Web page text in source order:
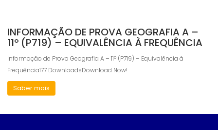
INFORMAÇÃO DE PROVA GEOGRAFIA A –
11º (P719) – EQUIVALÊNCIA À FREQUÊNCIA
Informação de Prova Geografia A – 11º (P719) – Equivalência à
Frequência177 DownloadsDownload Now!
Saber mais